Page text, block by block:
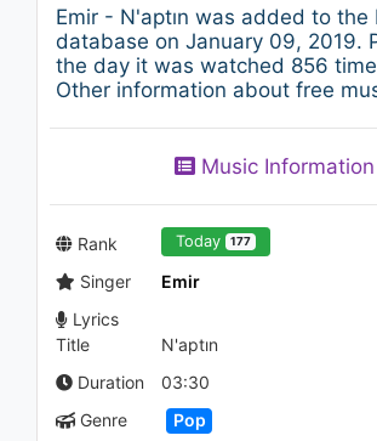
Özgür
1K - 7 years ago
06:03
The Weeknd -
Emir - N'aptın was added to the
database on January 09, 2019.
the day it was watched 856
Other information about free
Music Information
Rank Today 177
Singer
Emir
Lyrics
Title
N'aptın
Duration
03:30
Genre
Pop